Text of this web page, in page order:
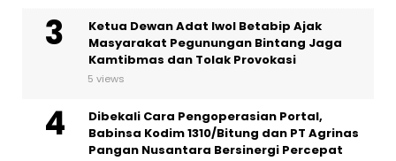
Ketua Dewan Adat Iwol Betabip Ajak
Masyarakat Pegunungan Bintang Jaga
Kamtibmas dan Tolak Provokasi
5 views
Dibekali Cara Pengoperasian Portal,
Babinsa Kodim 1310/Bitung dan PT Agrinas
Pangan Nusantara Bersinergi Percepat